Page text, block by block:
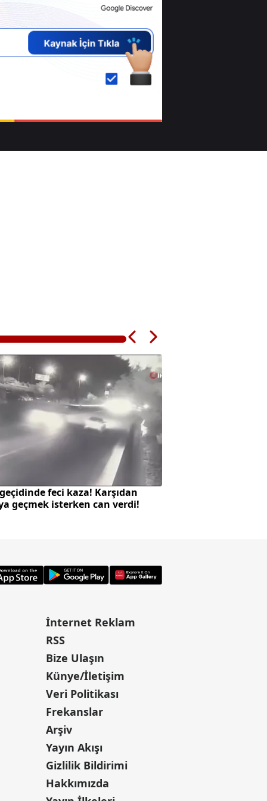
feci kaza! Karşıdan
geçmek isterken can verdi!
İnternet Reklam
RSS
Bize Ulaşın
Künye/İletişim
Veri Politikası
Frekanslar
Arşiv
Yayın Akışı
Gizlilik Bildirimi
Hakkımızda